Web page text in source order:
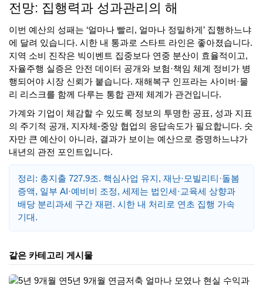
전망: 집행력과 성과관리의 해
이번 예산의 성패는 ‘얼마나 빨리, 얼마나 정밀하게’ 집행하느냐
에 달려 있습니다. 시한 내 통과로 스타트 라인은 좋아졌습니다.
지역 소비 진작은 빅이벤트 집중보다 연중 분산이 효율적이고,
자율주행 실증은 안전 데이터 공개와 보험·책임 체계 정비가 병
행되어야 시장 신뢰가 붙습니다. 재해복구 인프라는 사이버·물
리 리스크를 함께 다루는 통합 관제 체계가 관건입니다.
가계와 기업이 체감할 수 있도록 정보의 투명한 공표, 성과 지표
의 주기적 공개, 지자체-중앙 협업의 응답속도가 필요합니다. 숫
자만 큰 예산이 아니라, 결과가 보이는 예산으로 증명하느냐가
내년의 관전 포인트입니다.
정리: 총지출 727.9조. 핵심사업 유지, 재난·모빌리티·돌봄
증액, 일부 AI·예비비 조정, 세제는 법인세·교육세 상향과
배당 분리과세 구간 재편. 시한 내 처리로 연초 집행 가속
기대.
같은 카테고리 게시물
5년 9개월 연금저축 얼마나 모였나 현실 수익과